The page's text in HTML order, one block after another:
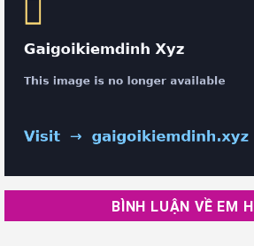
BÌNH LUẬN VỀ EM